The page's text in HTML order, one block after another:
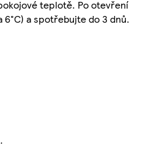
teplotě. Po otevření
a spotřebujte do 3 dnů.